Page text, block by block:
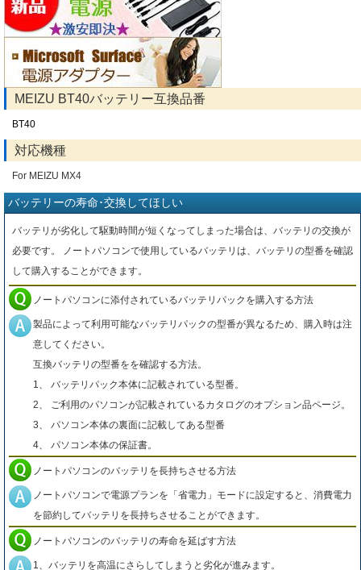
MEIZU BT40バッテリー互換品番
BT40
対応機種
For MEIZU MX4
バッテリーの寿命･交換してほしい
バッテリが劣化して駆動時間が短くなってしまった場合は、バッテリの交換が
必要です。 ノートパソコンで使用しているバッテリは、バッテリの型番を確認
して購入することができます。
ノートパソコンに添付されているバッテリパックを購入する方法
製品によって利用可能なバッテリパックの型番が異なるため、購入時は注
意してください。
互換バッテリの型番をを確認する方法。
1、 バッテリパック本体に記載されている型番。
2、 ご利用のパソコンが記載されているカタログのオプション品ページ。
3、 パソコン本体の裏面に記載してある型番
4、 パソコン本体の保証書。
ノートパソコンのバッテリを長持ちさせる方法
ノートパソコンで電源プランを「省電力」モードに設定すると、消費電力
を節約してバッテリを長持ちさせることができます。
ノートパソコンのバッテリの寿命を延ばす方法
1、バッテリを高温にさらしてしまうと劣化が進みます。